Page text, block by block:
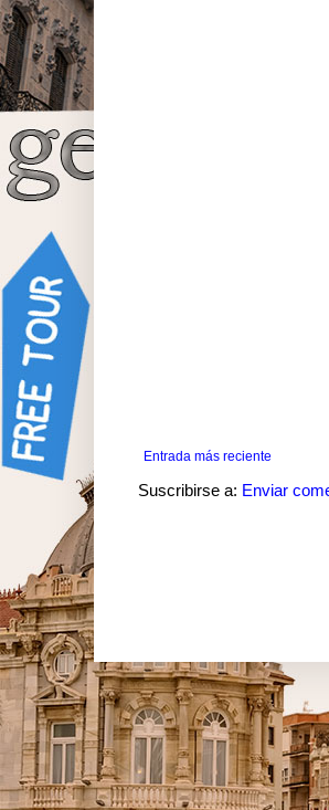
Entrada más reciente
Suscribirse a: Enviar